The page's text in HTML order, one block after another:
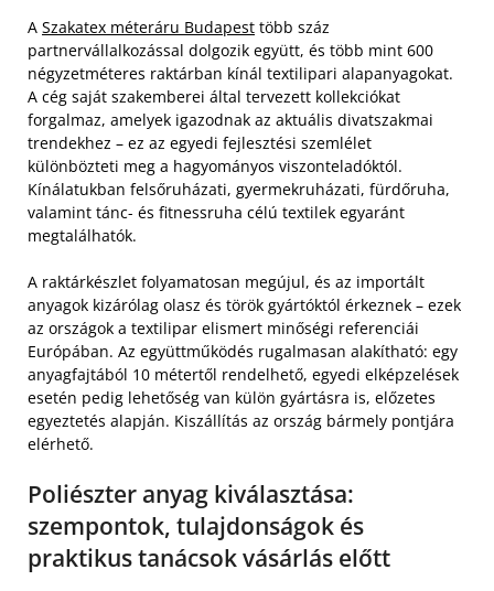
A Szakatex méteráru Budapest több száz
partnervállalkozással dolgozik együtt, és több mint 600
négyzetméteres raktárban kínál textilipari alapanyagokat.
A cég saját szakemberei által tervezett kollekciókat
forgalmaz, amelyek igazodnak az aktuális divatszakmai
trendekhez – ez az egyedi fejlesztési szemlélet
különbözteti meg a hagyományos viszonteladóktól.
Kínálatukban felsőruházati, gyermekruházati, fürdőruha,
valamint tánc- és fitnessruha célú textilek egyaránt
megtalálhatók.
A raktárkészlet folyamatosan megújul, és az importált
anyagok kizárólag olasz és török gyártóktól érkeznek – ezek
az országok a textilipar elismert minőségi referenciái
Európában. Az együttműködés rugalmasan alakítható: egy
anyagfajtából 10 métertől rendelhető, egyedi elképzelések
esetén pedig lehetőség van külön gyártásra is, előzetes
egyeztetés alapján. Kiszállítás az ország bármely pontjára
elérhető.
Poliészter anyag kiválasztása:
szempontok, tulajdonságok és
praktikus tanácsok vásárlás előtt